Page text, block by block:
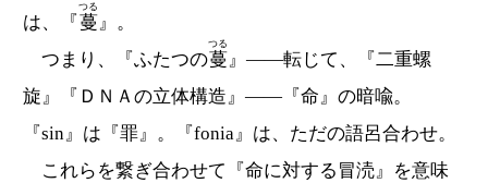
は、『蔓
つる
』。
つまり、『ふたつの蔓
つる
』――転じて、『二重螺
旋』『ＤＮＡの立体構造』――『命』の暗喩。
『sin』は『罪』。『fonia』は、ただの語呂合わせ。
これらを繋ぎ合わせて『命に対する冒涜』を意味